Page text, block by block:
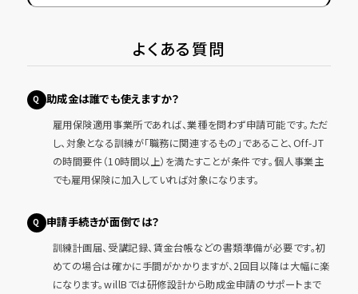
よくある質問
助成金は誰でも使えますか？
雇用保険適用事業所であれば、業種を問わず申請可能です。ただ
し、対象となる訓練が「職務に関連するもの」であること、Off-JT
の時間要件（10時間以上）を満たすことが条件です。個人事業主
でも雇用保険に加入していれば対象になります。
申請手続きが面倒では？
訓練計画届、受講記録、賃金台帳などの書類準備が必要です。初
めての場合は確かに手間がかかりますが、2回目以降は大幅に楽
になります。willBでは研修設計から助成金申請のサポートまで